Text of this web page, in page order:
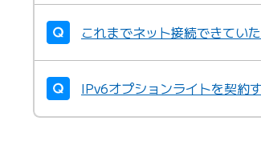
これまでネット接続できてい
IPv6オプションライトを契約